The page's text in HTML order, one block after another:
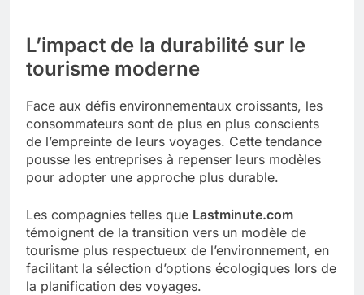
L’impact de la durabilité sur le
tourisme moderne
Face aux défis environnementaux croissants, les
consommateurs sont de plus en plus conscients
de l’empreinte de leurs voyages. Cette tendance
pousse les entreprises à repenser leurs modèles
pour adopter une approche plus durable.
Les compagnies telles que Lastminute.com
témoignent de la transition vers un modèle de
tourisme plus respectueux de l’environnement, en
facilitant la sélection d’options écologiques lors de
la planification des voyages.